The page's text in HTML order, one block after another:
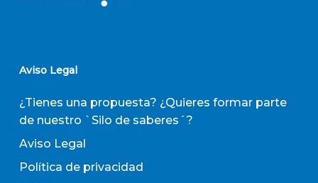
Aviso Legal
¿Tienes una propuesta? ¿Quieres formar parte
de nuestro `Silo de saberes´?
Aviso Legal
Política de privacidad